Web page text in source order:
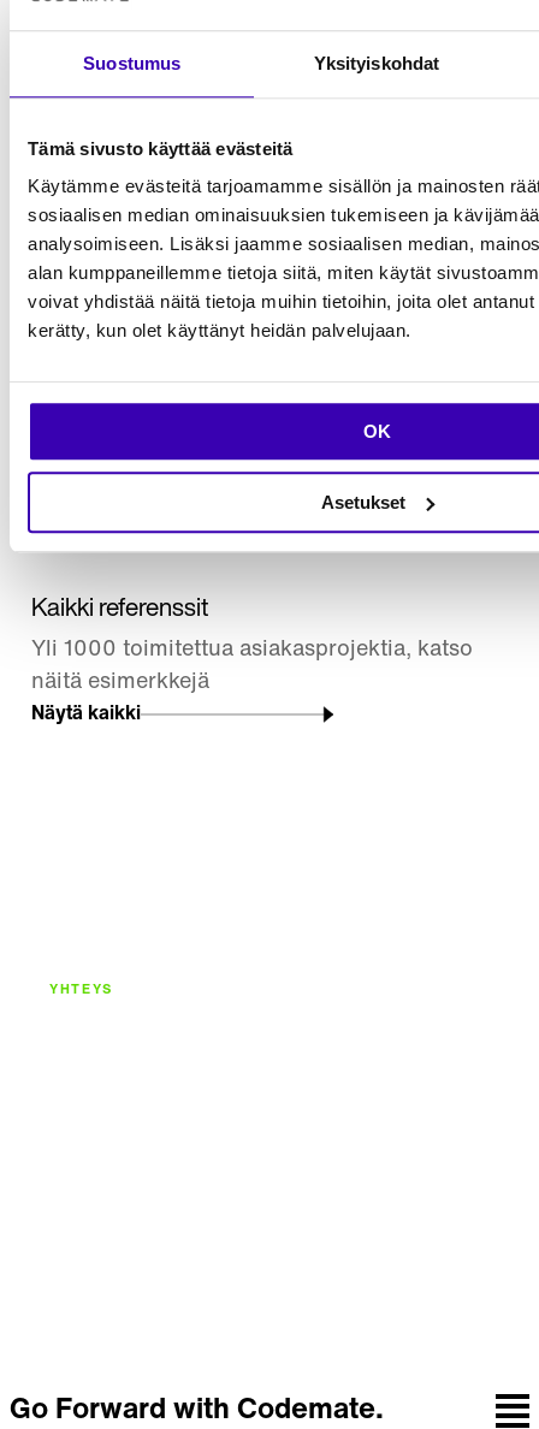
Suostumus Yksityiskohdat
Tämä sivusto käyttää evästeitä
Käytämme evästeitä tarjoamamme sisällön ja mainosten
sosiaalisen median ominaisuuksien tukemiseen ja
analysoimiseen. Lisäksi jaamme sosiaalisen median,
alan kumppaneillemme tietoja siitä, miten käytät
voivat yhdistää näitä tietoja muihin tietoihin, joita olet
kerätty, kun olet käyttänyt heidän palvelujaan.
OK
Asetukset
sinun sovelluksesi teknologiavalinnaksi.
Minna Partanen
Head of Design & Quality Services
+358 50 364 2658
minna.partanen@codemate.com
Business Director
Kaikki referenssit
Yli 1000 toimitettua asiakasprojektia, katso
näitä esimerkkejä
Näytä kaikki
YHTEYS
Go Forward with Codemate.